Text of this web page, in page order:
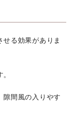
せる効果がありま
隙間風の入りやす